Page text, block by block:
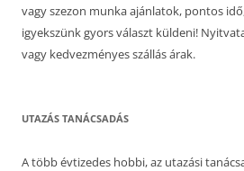
vagy szezon munka ajánlatok, pontos
igyekszünk gyors választ küldeni!
vagy kedvezményes szállás árak.
UTAZÁS TANÁCSADÁS
A több évtizedes hobbi, az utazási